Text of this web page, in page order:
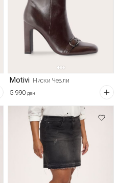
Motivi Ниски Чевли
5.990 ден